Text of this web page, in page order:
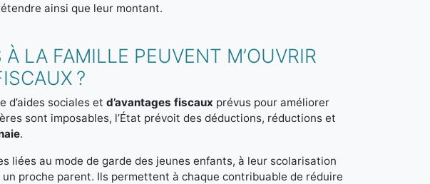
ainsi que leur montant.
LA FAMILLE PEUVENT M’OUVRIR
?
d’aides sociales et d’avantages fiscaux prévus pour améliorer
sont imposables, l’État prévoit des déductions, réductions et
.
liées au mode de garde des jeunes enfants, à leur scolarisation
un proche parent. Ils permettent à chaque contribuable de réduire